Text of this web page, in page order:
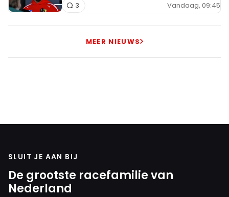
Vandaag, 09:45
3
MEER NIEUWS
SLUIT JE AAN BIJ
De grootste racefamilie van
Nederland